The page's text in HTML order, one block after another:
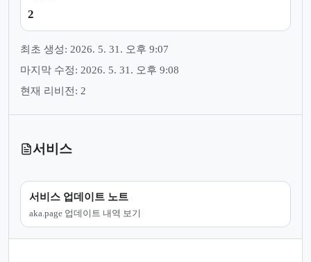
2
최초 생성: 2026. 5. 31. 오후 9:07
마지막 수정: 2026. 5. 31. 오후 9:08
현재 리비전: 2
서비스
서비스 업데이트 노트
aka.page 업데이트 내역 보기